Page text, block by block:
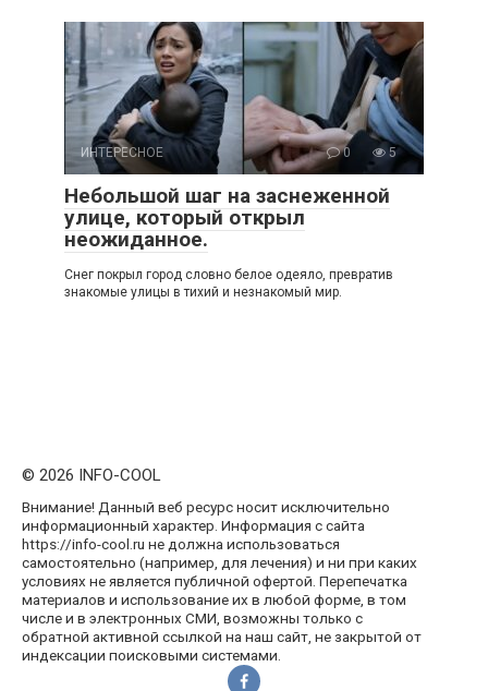
ИНТЕРЕСНОЕ 0 5
Небольшой шаг на заснеженной
улице, который открыл
неожиданное.
Снег покрыл город словно белое одеяло, превратив
знакомые улицы в тихий и незнакомый мир.
© 2026 INFO-COOL
Внимание! Данный веб ресурс носит исключительно
информационный характер. Информация с сайта
https://info-cool.ru не должна использоваться
самостоятельно (например, для лечения) и ни при каких
условиях не является публичной офертой. Перепечатка
материалов и использование их в любой форме, в том
числе и в электронных СМИ, возможны только с
обратной активной ссылкой на наш сайт, не закрытой от
индексации поисковыми системами.